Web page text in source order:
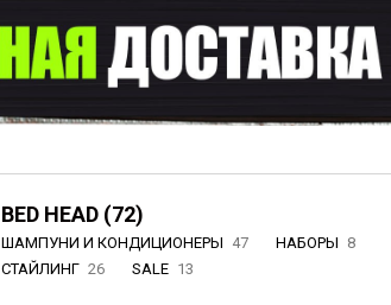
BED HEAD (72)
ШАМПУНИ И КОНДИЦИОНЕРЫ 47 НАБОРЫ 8
СТАЙЛИНГ 26 SALE 13